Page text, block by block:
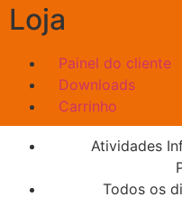
Loja
Painel do cliente
Downloads
Carrinho
Atividades
Todos os